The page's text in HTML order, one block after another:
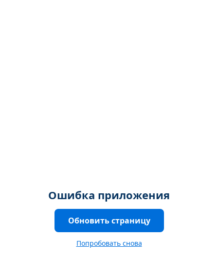
Ошибка приложения
Обновить страницу
Попробовать снова